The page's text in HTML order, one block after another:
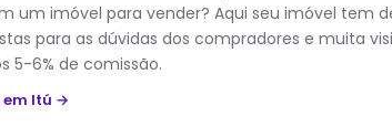
um imóvel para vender? Aqui seu imóvel tem
para as dúvidas dos compradores e muita
5-6% de comissão.
em Itú →